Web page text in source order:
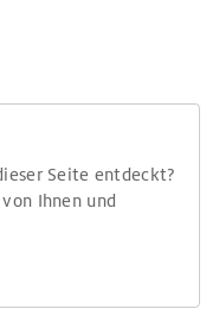
Seite entdeckt?
Ihnen und